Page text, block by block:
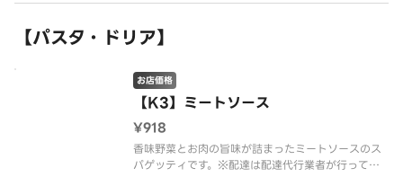
品の栄養成分・アレルゲン情
【パスタ・ドリア】
【K3】ミートソース
お店価格
¥918
香味野菜とお肉の旨味が詰まったミートソースのス
パゲッティです。※配達は配達代行業者が行ってお